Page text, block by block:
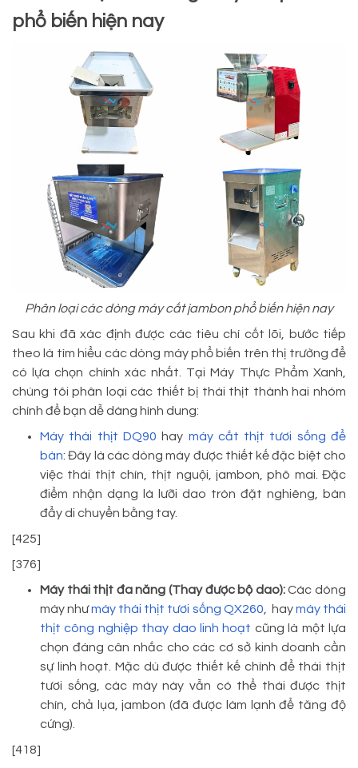
phổ biến hiện nay
Phân loại các dòng máy cắt jambon phổ biến hiện nay
Sau khi đã xác định được các tiêu chí cốt lõi, bước tiếp
theo là tìm hiểu các dòng máy phổ biến trên thị trường để
có lựa chọn chính xác nhất. Tại Máy Thực Phẩm Xanh,
chúng tôi phân loại các thiết bị thái thịt thành hai nhóm
chính để bạn dễ dàng hình dung:
Máy thái thịt DQ90 hay máy cắt thịt tươi sống để
bàn: Đây là các dòng máy được thiết kế đặc biệt cho
việc thái thịt chín, thịt nguội, jambon, phô mai. Đặc
điểm nhận dạng là lưỡi dao tròn đặt nghiêng, bàn
đẩy di chuyển bằng tay.
[425]
[376]
Máy thái thịt đa năng (Thay được bộ dao):Các dòng
máy nhưmáy thái thịt tươi sống QX260 , haymáy thái
thịt công nghiệp thay dao linh hoạt cũng là một lựa
chọn đáng cân nhắc cho các cơ sở kinh doanh cần
sự linh hoạt. Mặc dù được thiết kế chính để thái thịt
tươi sống, các máy này vẫn có thể thái được thịt
chín, chả lụa, jambon (đã được làm lạnh để tăng độ
cứng).
[418]